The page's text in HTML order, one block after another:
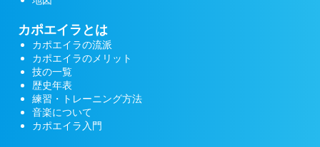
カポエイラとは
カポエイラの流派
カポエイラのメリット
技の一覧
歴史年表
練習・トレーニング方法
音楽について
カポエイラ入門